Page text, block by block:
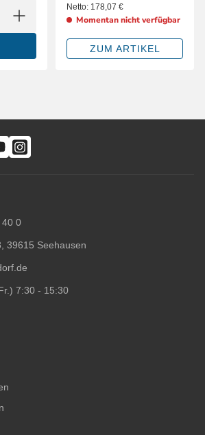
WARENKORB
Netto: 178,07 €
Momentan nicht verfügbar
ZUM ARTIKEL
40 0
39615 Seehausen
7:30 - 15:30